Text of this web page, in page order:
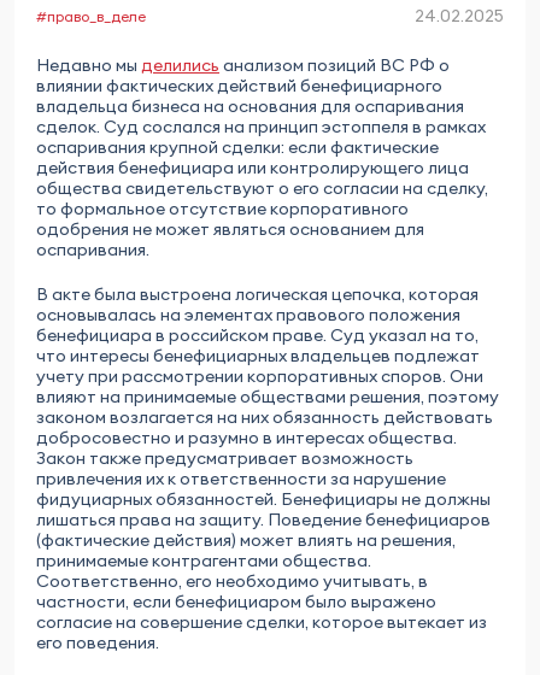
#право_в_деле 24.02.2025
Недавно мы делились анализом позиций ВС РФ о
влиянии фактических действий бенефициарного
владельца бизнеса на основания для оспаривания
сделок. Суд сослался на принцип эстоппеля в рамках
оспаривания крупной сделки: если фактические
действия бенефициара или контролирующего лица
общества свидетельствуют о его согласии на сделку,
то формальное отсутствие корпоративного
одобрения не может являться основанием для
оспаривания.
В акте была выстроена логическая цепочка, которая
основывалась на элементах правового положения
бенефициара в российском праве. Суд указал на то,
что интересы бенефициарных владельцев подлежат
учету при рассмотрении корпоративных споров. Они
влияют на принимаемые обществами решения, поэтому
законом возлагается на них обязанность действовать
добросовестно и разумно в интересах общества.
Закон также предусматривает возможность
привлечения их к ответственности за нарушение
фидуциарных обязанностей. Бенефициары не должны
лишаться права на защиту. Поведение бенефициаров
(фактические действия) может влиять на решения,
принимаемые контрагентами общества.
Соответственно, его необходимо учитывать, в
частности, если бенефициаром было выражено
согласие на совершение сделки, которое вытекает из
его поведения.